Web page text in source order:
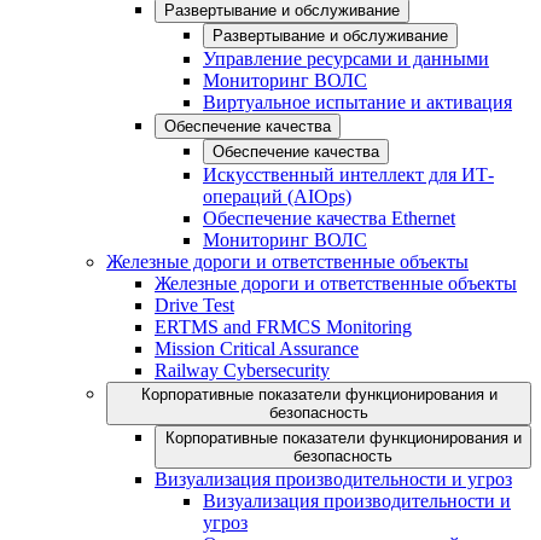
Развертывание и обслуживание
Развертывание и обслуживание
Управление ресурсами и данными
Мониторинг ВОЛС
Виртуальное испытание и активация
Обеспечение качества
Обеспечение качества
Искусственный интеллект для ИТ-
операций (AIOps)
Обеспечение качества Ethernet
Мониторинг ВОЛС
Железные дороги и ответственные объекты
Железные дороги и ответственные объекты
Drive Test
ERTMS and FRMCS Monitoring
Mission Critical Assurance
Railway Cybersecurity
Корпоративные показатели функционирования и
безопасность
Корпоративные показатели функционирования и
безопасность
Визуализация производительности и угроз
Визуализация производительности и
угроз